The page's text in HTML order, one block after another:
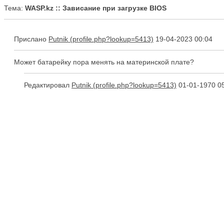
Тема: WASP.kz :: Зависание при загрузке BIOS
Прислано Putnik 19-04-2023 00:04
Может батарейку пора менять на материнской плате?
Редактировал Putnik 01-01-1970